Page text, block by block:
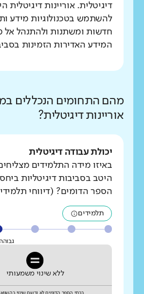
דיגיטלית. אוריינות דיגיטלית
להשתמש בטכנולוגיות מידע
חדשות ומשתנות ולהתנהל אל
המידע האדירות הזמינות
מהם התחומים הנכללים
אוריינות דיגיטלית?
יכולת עבודה דיגיטלית
באיזו מידה התלמידים
היטב בסביבות דיגיטליות
הספר הדומים? (דיווחי
תלמידים
ללא שינוי משמעותי